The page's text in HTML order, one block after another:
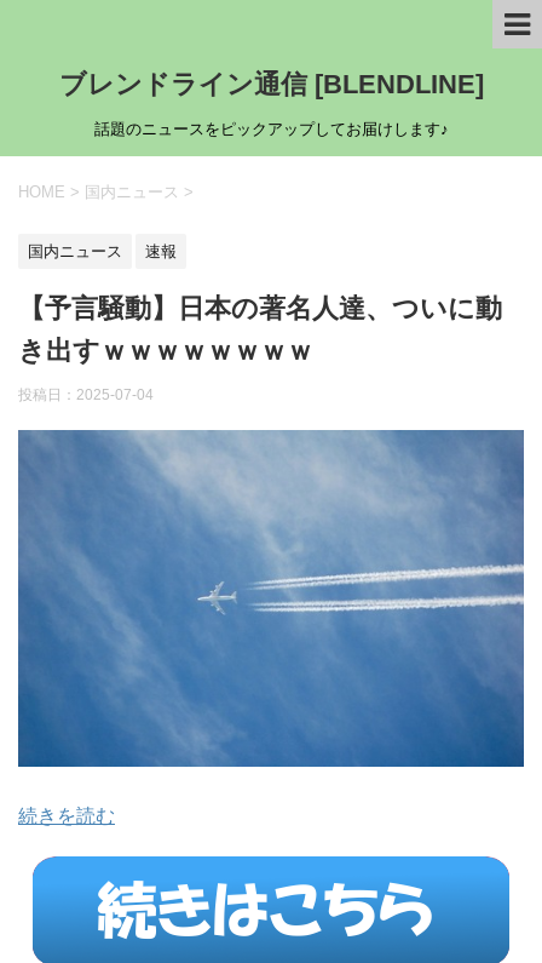
ブレンドライン通信 [BLENDLINE]
話題のニュースをピックアップしてお届けします♪
HOME > 国内ニュース >
国内ニュース 速報
【予言騒動】日本の著名人達、ついに動
き出すｗｗｗｗｗｗｗｗ
投稿日： 2025-07-04
続きを読む